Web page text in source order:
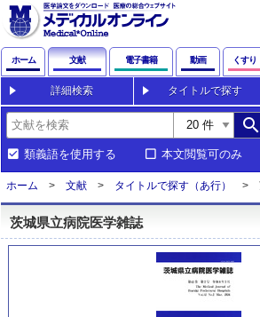
ホーム 文献 電子書籍 動画 くすり
詳細検索 タイトルで探す
search
類義語を使用する 本文閲覧可のみ
ホーム 文献 タイトルで探す（あ行）
茨城県立病院医学雑誌